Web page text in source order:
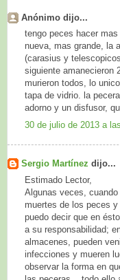
Anónimo dijo...
tengo peces hacer
nueva, mas grande, la
(carasius y
siguiente amanecieron
murieron todos, lo
tapa de vidrio. la
adorno y un disfusor,
30 de julio de 2013 a
Sergio Martínez dijo...
Estimado Lector,
Algunas veces,
muertes de los peces
puedo decir que en
a su responsabilidad;
almacenes, pueden
infecciones y mueren
observar la forma en